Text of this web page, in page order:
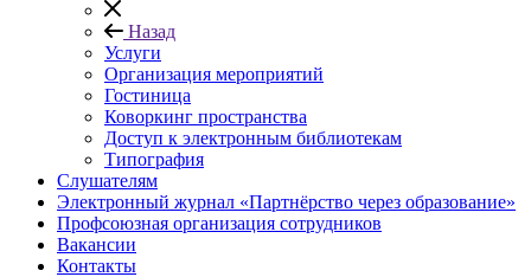
Назад
Услуги
Организация мероприятий
Гостиница
Коворкинг пространства
Доступ к электронным библиотекам
Типография
Слушателям
Электронный журнал «Партнёрство через образование»
Профсоюзная организация сотрудников
Вакансии
Контакты